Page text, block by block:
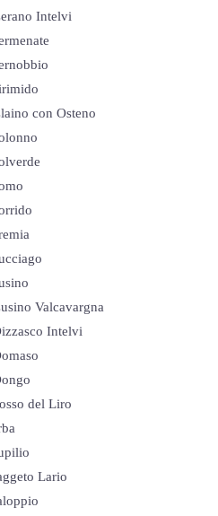
Intelvi
con Osteno
Valcavargna
Intelvi
del Liro
Lario